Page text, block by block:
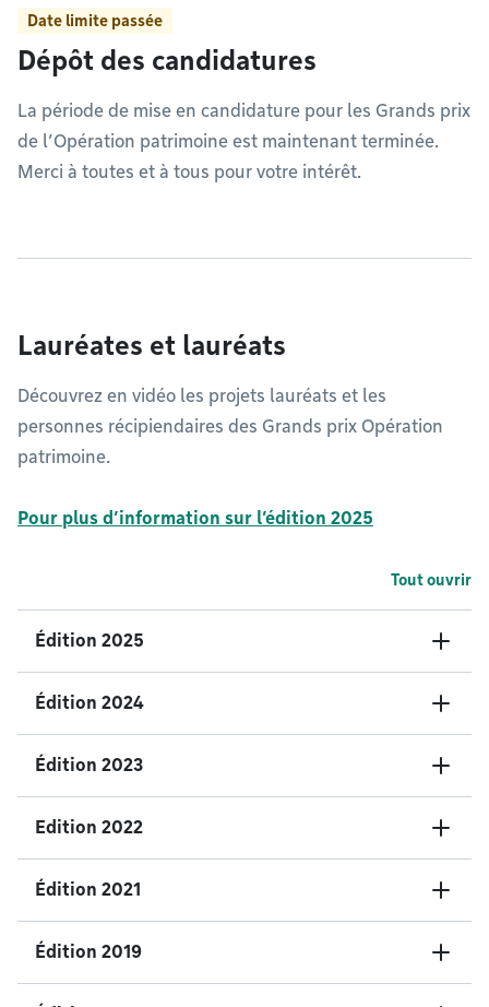
Date limite passée
Dépôt des candidatures
La période de mise en candidature pour les Grands prix
de l’Opération patrimoine est maintenant terminée.
Merci à toutes et à tous pour votre intérêt.
Lauréates et lauréats
Découvrez en vidéo les projets lauréats et les
personnes récipiendaires des Grands prix Opération
patrimoine.
Pour plus d’information sur l’édition 2025
Tout ouvrir
Édition 2025
Édition 2024
Édition 2023
Edition 2022
Édition 2021
Édition 2019